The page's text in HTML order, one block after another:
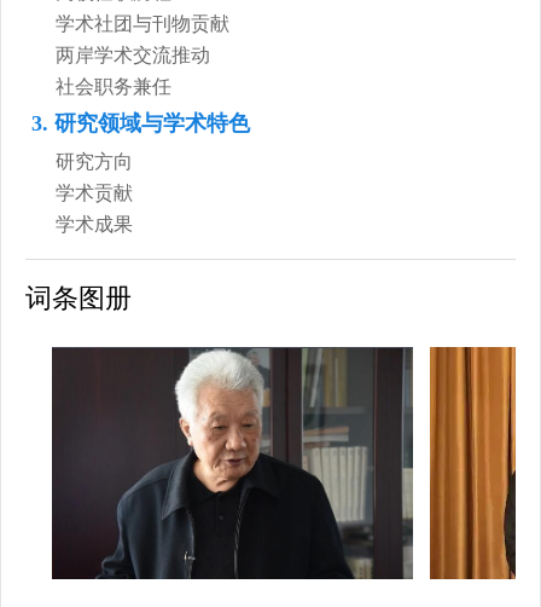
学术社团与刊物贡献
两岸学术交流推动
社会职务兼任
3. 研究领域与学术特色
研究方向
学术贡献
学术成果
词条图册